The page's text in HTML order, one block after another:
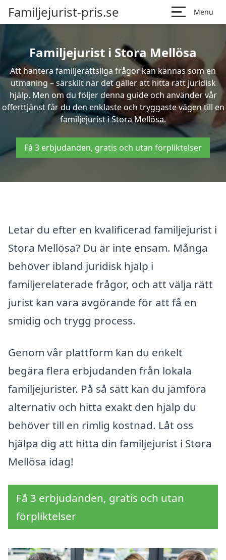
Familjejurist-pris.se Menu
Familjejurist i Stora Mellösa
Att hantera familjerättsliga frågor kan kännas som en
utmaning – särskilt när det gäller att hitta rätt juridisk
hjälp. Men om du följer denna guide och använder vår
offerttjänst får du den enklaste och tryggaste vägen till en
familjejurist i Stora Mellösa.
Få 3 erbjudanden, gratis och utan förpliktelser
Letar du efter en kvalificerad familjejurist i
Stora Mellösa? Du är inte ensam. Många
behöver ibland juridisk hjälp i
familjerelaterade frågor, och att välja rätt
jurist kan vara avgörande för att få en
smidig och trygg process.
Genom vår plattform kan du enkelt
begära flera erbjudanden från lokala
familjejurister. På så sätt kan du jämföra
alternativ och hitta exakt den hjälp du
behöver till en rimlig kostnad. Låt oss
hjälpa dig att hitta din familjejurist i Stora
Mellösa idag!
Få 3 erbjudanden, gratis och utan
förpliktelser